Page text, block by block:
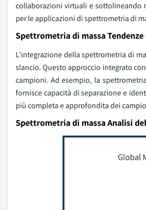
collaborazioni virtuali e sottolineando
per le applicazioni di spettrometria di
Spettrometria di massa
L'integrazione della spettrometria di
slancio. Questo approccio integrato
campioni. Ad esempio, la
fornisce capacità di separazione e
più completa e approfondita dei
Spettrometria di massa Analisi